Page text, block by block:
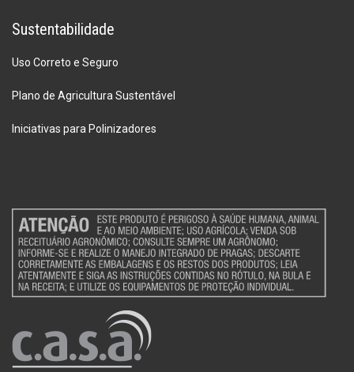
Sustentabilidade
Uso Correto e Seguro
Plano de Agricultura Sustentável
Iniciativas para Polinizadores